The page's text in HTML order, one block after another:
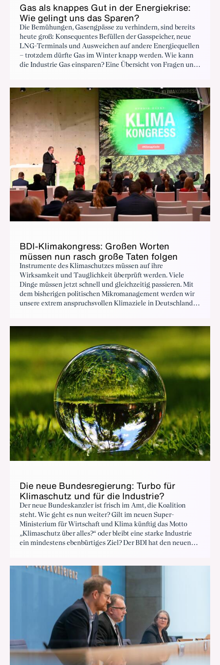
Gas als knappes Gut in der Energiekrise:
Wie gelingt uns das Sparen?
Die Bemühungen, Gasengpässe zu verhindern, sind bereits
heute groß: Konsequentes Befüllen der Gasspeicher, neue
LNG-Terminals und Ausweichen auf andere Energiequellen
– trotzdem dürfte Gas im Winter knapp werden. Wie kann
die Industrie Gas einsparen? Eine Übersicht von Fragen und
BDI-Klimakongress: Großen Worten
müssen nun rasch große Taten folgen
Instrumente des Klimaschutzes müssen auf ihre
Wirksamkeit und Tauglichkeit überprüft werden. Viele
Dinge müssen jetzt schnell und gleichzeitig passieren. Mit
dem bisherigen politischen Mikromanagement werden wir
unsere extrem anspruchsvollen Klimaziele in Deutschland
Die neue Bundesregierung: Turbo für
Klimaschutz und für die Industrie?
Der neue Bundeskanzler ist frisch im Amt, die Koalition
steht. Wie geht es nun weiter? Gilt im neuen Super-
Ministerium für Wirtschaft und Klima künftig das Motto
„Klimaschutz über alles?“ oder bleibt eine starke Industrie
ein mindestens ebenbürtiges Ziel? Der BDI hat den neuen